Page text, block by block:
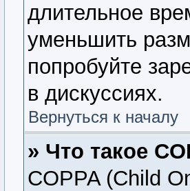
длительное
уменьшить
попробуйте
в дискуссиях.
Вернуться к началу
» Что такое
COPPA (Child